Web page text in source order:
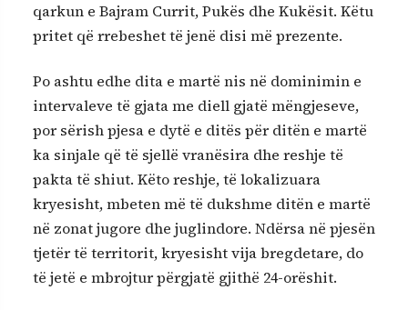
qarkun e Bajram Currit, Pukës dhe Kukësit. Këtu
pritet që rrebeshet të jenë disi më prezente.
Po ashtu edhe dita e martë nis në dominimin e
intervaleve të gjata me diell gjatë mëngjeseve,
por sërish pjesa e dytë e ditës për ditën e martë
ka sinjale që të sjellë vranësira dhe reshje të
pakta të shiut. Këto reshje, të lokalizuara
kryesisht, mbeten më të dukshme ditën e martë
në zonat jugore dhe juglindore. Ndërsa në pjesën
tjetër të territorit, kryesisht vija bregdetare, do
të jetë e mbrojtur përgjatë gjithë 24-orëshit.